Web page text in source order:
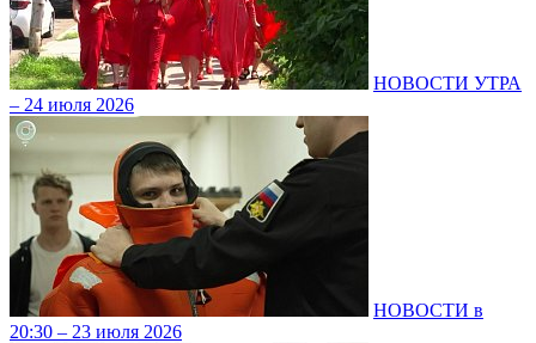
НОВОСТИ УТРА
– 24 июля 2026
НОВОСТИ в
20:30 – 23 июля 2026